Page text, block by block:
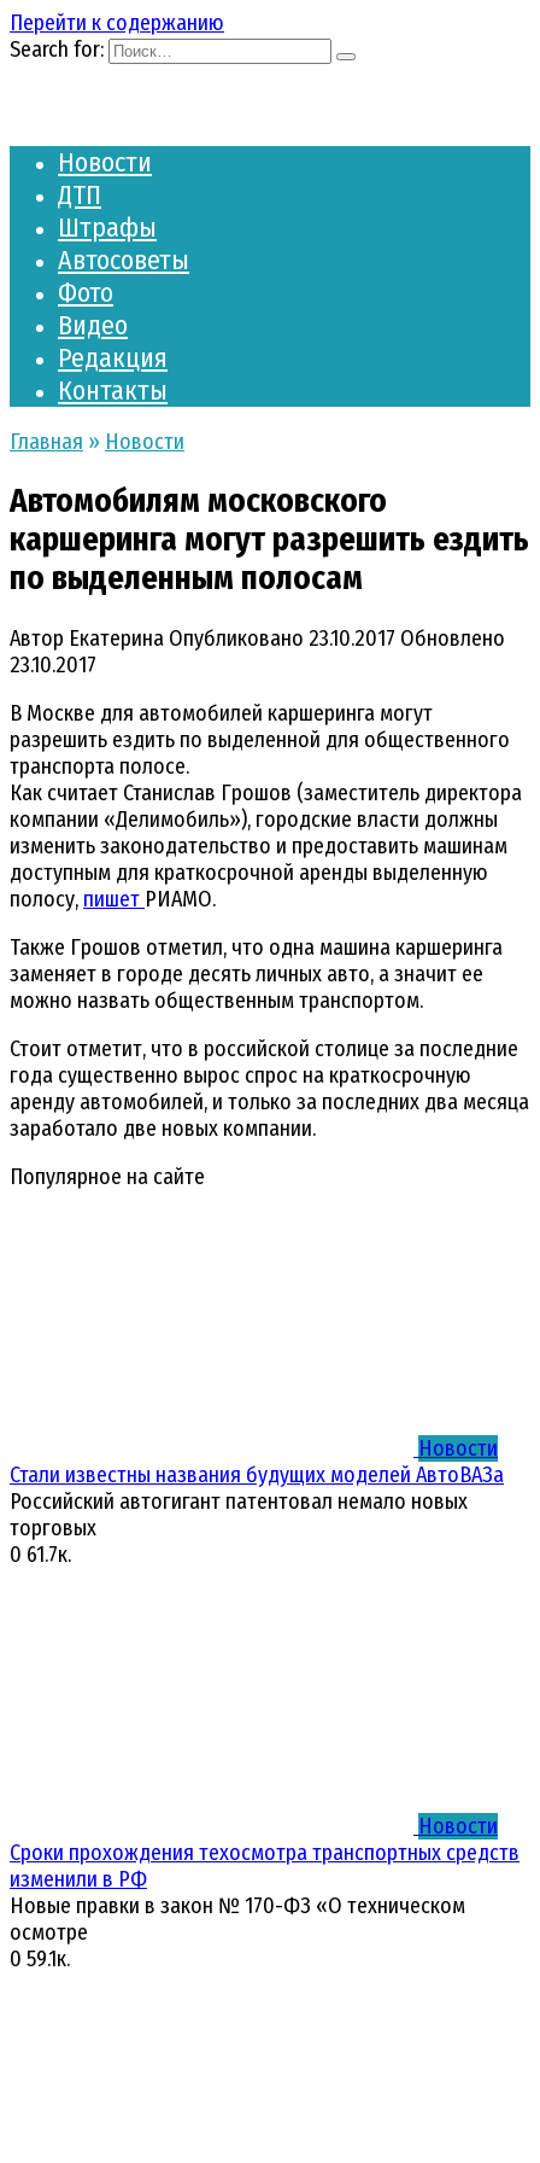
Перейти к содержанию
Search for:
Новости
ДТП
Штрафы
Автосоветы
Фото
Видео
Редакция
Контакты
Главная » Новости
Автомобилям московского
каршеринга могут разрешить ездить
по выделенным полосам
Автор Екатерина Опубликовано 23.10.2017 Обновлено
23.10.2017
В Москве для автомобилей каршеринга могут
разрешить ездить по выделенной для общественного
транспорта полосе.
Как считает Станислав Грошов (заместитель директора
компании «Делимобиль»), городские власти должны
изменить законодательство и предоставить машинам
доступным для краткосрочной аренды выделенную
полосу, пишет РИАМО.
Также Грошов отметил, что одна машина каршеринга
заменяет в городе десять личных авто, а значит ее
можно назвать общественным транспортом.
Стоит отметит, что в российской столице за последние
года существенно вырос спрос на краткосрочную
аренду автомобилей, и только за последних два месяца
заработало две новых компании.
Популярное на сайте
Новости
Стали известны названия будущих моделей АвтоВАЗа
Российский автогигант патентовал немало новых
торговых
0 61.7к.
Новости
Сроки прохождения техосмотра транспортных средств
изменили в РФ
Новые правки в закон № 170-ФЗ «О техническом
осмотре
0 59.1к.